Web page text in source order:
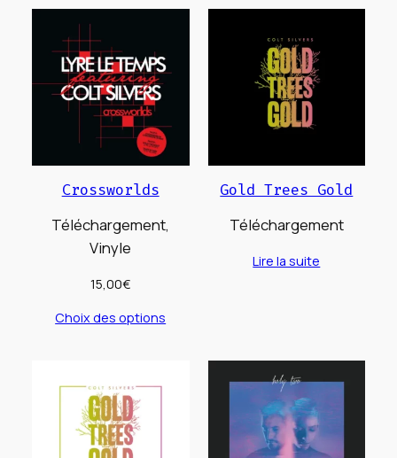
Crossworlds
Téléchargement,
Vinyle
15,00€
Choix des options
Gold Trees Gold
Téléchargement
Lire la suite